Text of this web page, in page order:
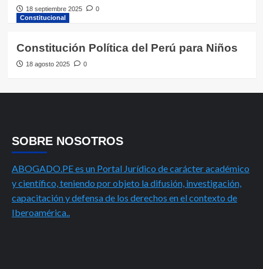
18 septiembre 2025
0
Constitucional
Constitución Política del Perú para Niños
18 agosto 2025 0
SOBRE NOSOTROS
ABOGADO.PE es un Portal Jurídico de carácter académico
y científico, teniendo por objeto la difusión, investigación,
capacitación y defensa de los derechos en el contexto de
Iberoamérica..